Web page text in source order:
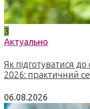
3
Актуально
Як підготуватися
2026: практичний
06.08.2026